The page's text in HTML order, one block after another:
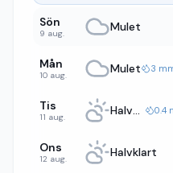
Sön
9 aug. Mulet
Mån
10 aug. Mulet 3
Tis
11 aug. Halvklart 0.4
Ons
12 aug. Halvklart